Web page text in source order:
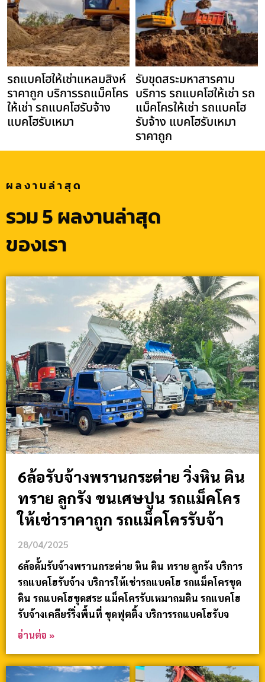
รถแบคโฮให้เช่าแหลมสิงห์
ราคาถูก บริการรถแม็คโคร
ให้เช่า รถแบคโฮรับจ้าง
แบคโฮรับเหมา
รับขุดสระมหาสารคาม
บริการ รถแบคโฮให้เช่า รถ
แม็คโครให้เช่า รถแบคโฮ
รับจ้าง แบคโฮรับเหมา
ราคาถูก
ผลงานล่าสุด
รวม 5 ผลงานล่าสุด
ของเรา
6ล้อรับจ้างพรานกระต่าย วิ่งหิน ดิน
ทราย ลูกรัง ขนเศษปูน รถแม็คโคร
ให้เช่าราคาถูก รถแม็คโครรับจ้า
28/04/2025
6ล้อดั้มรับจ้างพรานกระต่าย หิน ดิน ทราย ลูกรัง บริการ
รถแบคโฮรับจ้าง บริการให้เช่ารถแบคโฮ รถแม็คโครขุด
ดิน รถแบคโฮขุดสระ แม็คโครรับเหมาถมดิน รถแบคโฮ
รับจ้างเคลียร์ริ่งพื้นที่ ขุดฟุตติ้ง บริการรถแบคโฮรับจ
อ่านต่อ »